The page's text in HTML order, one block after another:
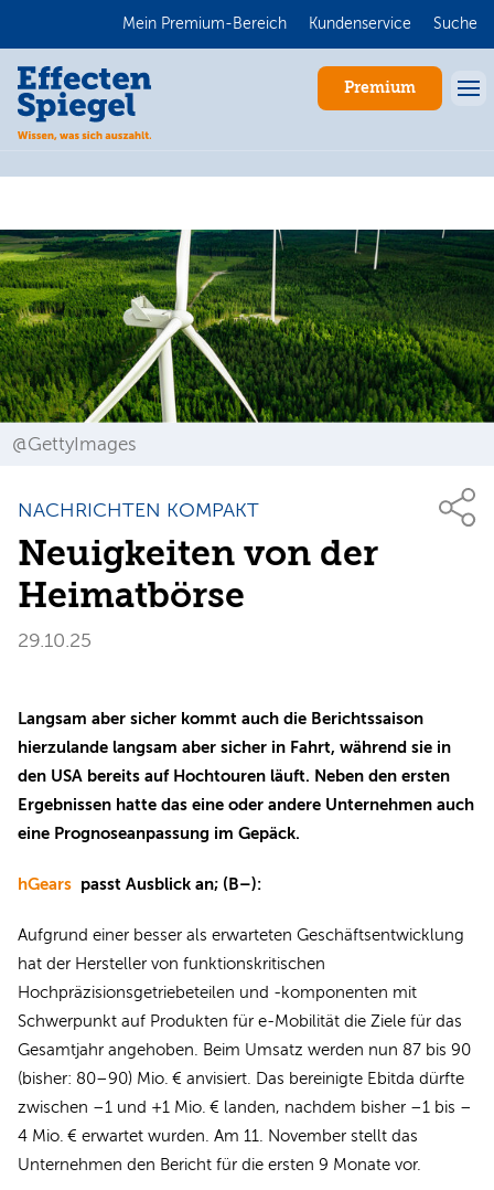
Mein Premium-Bereich Kundenservice Suche
Premium
@GettyImages
NACHRICHTEN KOMPAKT
Neuigkeiten von der
Heimatbörse
29.10.25
Langsam aber sicher kommt auch die Berichtssaison
hierzulande langsam aber sicher in Fahrt, während sie in
den USA bereits auf Hochtouren läuft. Neben den ersten
Ergebnissen hatte das eine oder andere Unternehmen auch
eine Prognoseanpassung im Gepäck.
hGears passt Ausblick an; (B–):
Aufgrund einer besser als erwarteten Geschäftsentwicklung
hat der Hersteller von funktionskritischen
Hochpräzisionsgetriebeteilen und -komponenten mit
Schwerpunkt auf Produkten für e-Mobilität die Ziele für das
Gesamtjahr angehoben. Beim Umsatz werden nun 87 bis 90
(bisher: 80–90) Mio. € anvisiert. Das bereinigte Ebitda dürfte
zwischen –1 und +1 Mio. € landen, nachdem bisher –1 bis –
4 Mio. € erwartet wurden. Am 11. November stellt das
Unternehmen den Bericht für die ersten 9 Monate vor.
Anmelden